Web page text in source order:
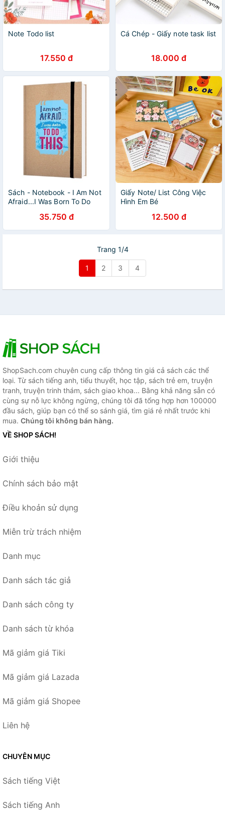
Note Todo list
17.550 đ
Cá Chép - Giấy note task list
18.000 đ
Sách - Notebook - I Am Not
Afraid...I Was Born To Do
35.750 đ
Giấy Note/ List Công Việc
Hình Em Bé
12.500 đ
Trang 1/4
1 2 3 4
ShopSach.com chuyên cung cấp thông tin giá cả sách các thể
loại. Từ sách tiếng anh, tiểu thuyết, học tập, sách trẻ em, truyện
tranh, truyện trinh thám, sách giao khoa... Bằng khả năng sẵn có
cùng sự nỗ lực không ngừng, chúng tôi đã tổng hợp hơn 100000
đầu sách, giúp bạn có thể so sánh giá, tìm giá rẻ nhất trước khi
mua. Chúng tôi không bán hàng.
VỀ SHOP SÁCH!
Giới thiệu
Chính sách bảo mật
Điều khoản sử dụng
Miễn trừ trách nhiệm
Danh mục
Danh sách tác giả
Danh sách công ty
Danh sách từ khóa
Mã giảm giá Tiki
Mã giảm giá Lazada
Mã giảm giá Shopee
Liên hệ
CHUYÊN MỤC
Sách tiếng Việt
Sách tiếng Anh